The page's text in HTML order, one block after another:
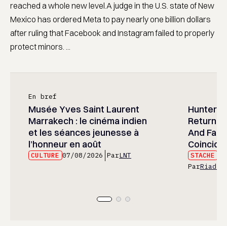
reached a whole new level.A judge in the U.S. state of New
Mexico has ordered Meta to pay nearly one billion dollars
after ruling that Facebook and Instagram failed to properly
protect minors. ...
En bref
Musée Yves Saint Laurent
Marrakech : le cinéma indien
et les séances jeunesse à
l’honneur en août
CULTURE 07/08/2026 ParLNT
Hunter
And
STACHE
ParRiad